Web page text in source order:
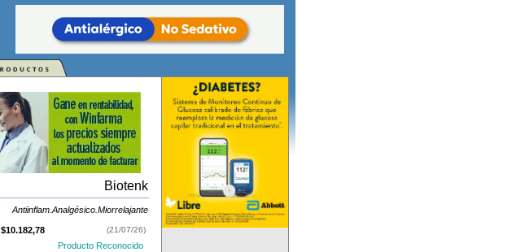
Biotenk
Antiinflam.Analgésico.Miorrelajante
$10.182,78 (21/07/26)
Producto Reconocido